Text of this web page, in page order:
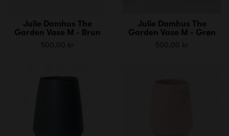
Julie Damhus The
Garden Vase M - Brun
500,00 kr
Julie Damhus The
Garden Vase M - Grøn
500,00 kr